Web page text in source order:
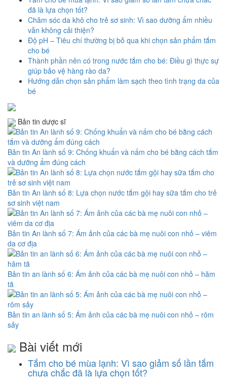
đã là lựa chọn tốt?
Chăm sóc da khô cho trẻ sơ sinh: Vì sao dưỡng ẩm nhiều
vẫn không cải thiện?
Độ pH – Tiêu chí thường bị bỏ qua khi chọn sản phẩm tắm
cho bé
Thành phần nên có trong nước tắm cho bé: Điều gì thực sự
giúp bảo vệ hàng rào da?
Hướng dẫn chọn sản phẩm làm sạch theo tình trạng da của
bé
Bản tin dược sĩ
Bản tin An lành số 9: Chống khuẩn và nấm cho bé bằng cách tắm
và dưỡng ẩm đúng cách
Bản tin An lành số 8: Lựa chọn nước tắm gội hay sữa tắm cho trẻ
sơ sinh việt nam
Bản tin An lành số 7: Ám ảnh của các bà mẹ nuôi con nhỏ – viêm
da cơ địa
Bản tin an lành số 6: Ám ảnh của các bà mẹ nuôi con nhỏ – hăm
tã
Bản tin an lành số 5: Ám ảnh của các bà mẹ nuôi con nhỏ – rôm
sảy
Bài viết mới
Tắm cho bé mùa lạnh: Vì sao giảm số lần tắm
chưa chắc đã là lựa chọn tốt?